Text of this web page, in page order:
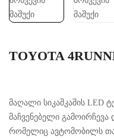
TOYOTA
მაღალი სიკაშკაშის LED
მაჩვენებელი გამოირჩევა
რომელიც ავტომობილს